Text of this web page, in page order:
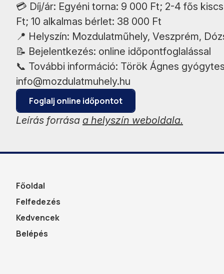
💳 Díj/ár: Egyéni torna: 9 000 Ft; 2-4 fős
Ft; 10 alkalmas bérlet: 38 000 Ft
📍 Helyszín: Mozdulatműhely, Veszprém,
📝 Bejelentkezés: online időpontfoglalással
📞 További információ: Török Ágnes
info@mozdulatmuhely.hu
Foglalj online időpontot
Leírás forrása a helyszín weboldala.
Főoldal
Felfedezés
Kedvencek
Belépés